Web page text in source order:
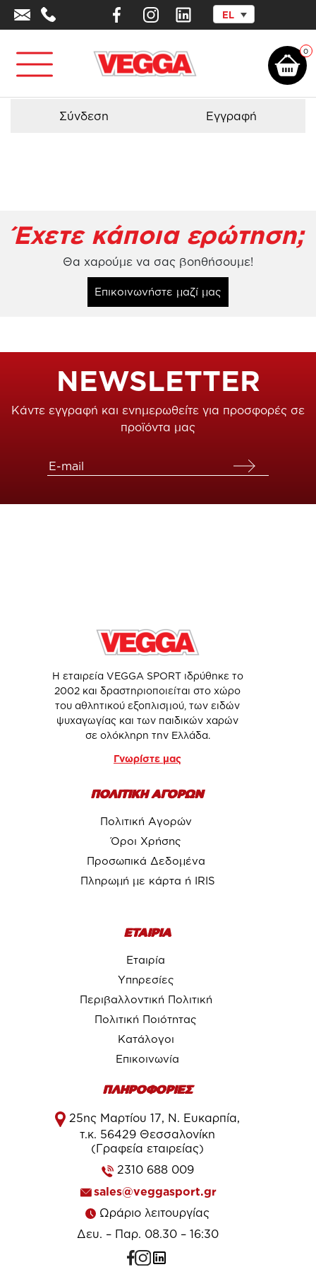
EL
0
Αρχική σελίδα Προϊόντα - Εξοπλισμός
Εκπαιδευτικά Παιχνίδια -
Σύνδεση Εγγραφή
Έχετε κάποια ερώτηση;
Θα χαρούμε να σας βοηθήσουμε!
Επικοινωνήστε μαζί μας
NEWSLETTER
Κάντε εγγραφή και ενημερωθείτε για προσφορές σε
προϊόντα μας
Η εταιρεία VEGGA SPORT ιδρύθηκε το
2002 και δραστηριοποιείται στο χώρο
του αθλητικού εξοπλισμού, των ειδών
ψυχαγωγίας και των παιδικών χαρών
σε ολόκληρη την Ελλάδα.
Γνωρίστε μας
ΠΟΛΙΤΙΚΗ ΑΓΟΡΩΝ
Πολιτική Αγορών
Όροι Χρήσης
Προσωπικά Δεδομένα
Πληρωμή με κάρτα ή IRIS
ΕΤΑΙΡΙΑ
Εταιρία
Υπηρεσίες
Περιβαλλοντική Πολιτική
Πολιτική Ποιότητας
Κατάλογοι
Επικοινωνία
ΠΛΗΡΟΦΟΡΙΕΣ
25ης Μαρτίου 17, Ν. Ευκαρπία,
τ.κ. 56429 Θεσσαλονίκη
(Γραφεία εταιρείας)
2310 688 009
sales@veggasport.gr
Ωράριο λειτουργίας
Δευ. – Παρ. 08.30 – 16:30